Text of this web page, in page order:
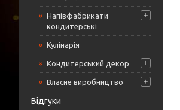
Напівфабрикати
кондитерські
Кулінарія
Кондитерський декор
Власне виробництво
Відгуки